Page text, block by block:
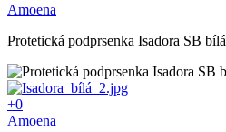
Amoena
Protetická podprsenka Isadora SB bílá
+0
Amoena